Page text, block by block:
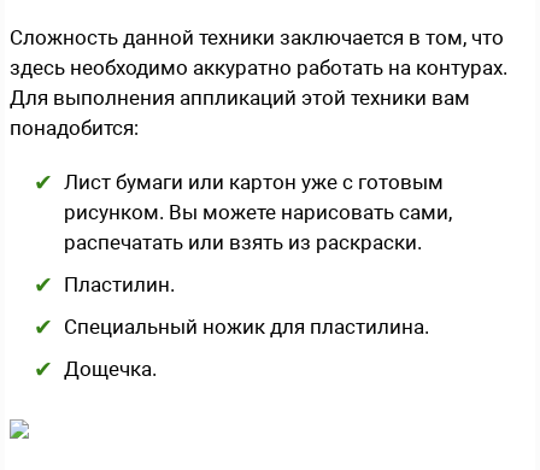
Сложность данной техники заключается в том, что
здесь необходимо аккуратно работать на контурах.
Для выполнения аппликаций этой техники вам
понадобится:
Лист бумаги или картон уже с готовым
рисунком. Вы можете нарисовать сами,
распечатать или взять из раскраски.
Пластилин.
Специальный ножик для пластилина.
Дощечка.